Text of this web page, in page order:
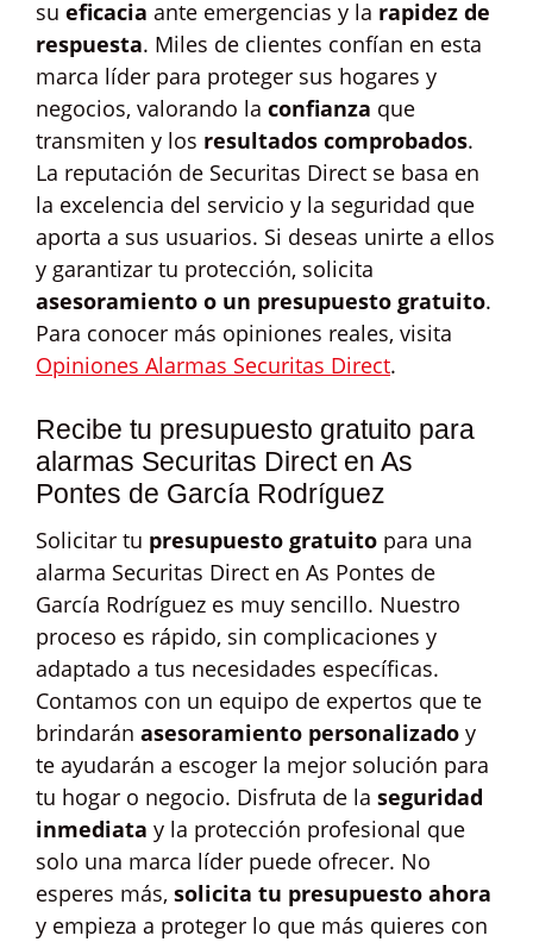
su eficacia ante emergencias y la rapidez de
respuesta. Miles de clientes confían en esta
marca líder para proteger sus hogares y
negocios, valorando la confianza que
transmiten y los resultados comprobados.
La reputación de Securitas Direct se basa en
la excelencia del servicio y la seguridad que
aporta a sus usuarios. Si deseas unirte a ellos
y garantizar tu protección, solicita
asesoramiento o un presupuesto gratuito.
Para conocer más opiniones reales, visita
Opiniones Alarmas Securitas Direct.
Recibe tu presupuesto gratuito para
alarmas Securitas Direct en As
Pontes de García Rodríguez
Solicitar tu presupuesto gratuito para una
alarma Securitas Direct en As Pontes de
García Rodríguez es muy sencillo. Nuestro
proceso es rápido, sin complicaciones y
adaptado a tus necesidades específicas.
Contamos con un equipo de expertos que te
brindarán asesoramiento personalizado y
te ayudarán a escoger la mejor solución para
tu hogar o negocio. Disfruta de la seguridad
inmediata y la protección profesional que
solo una marca líder puede ofrecer. No
esperes más, solicita tu presupuesto ahora
y empieza a proteger lo que más quieres con